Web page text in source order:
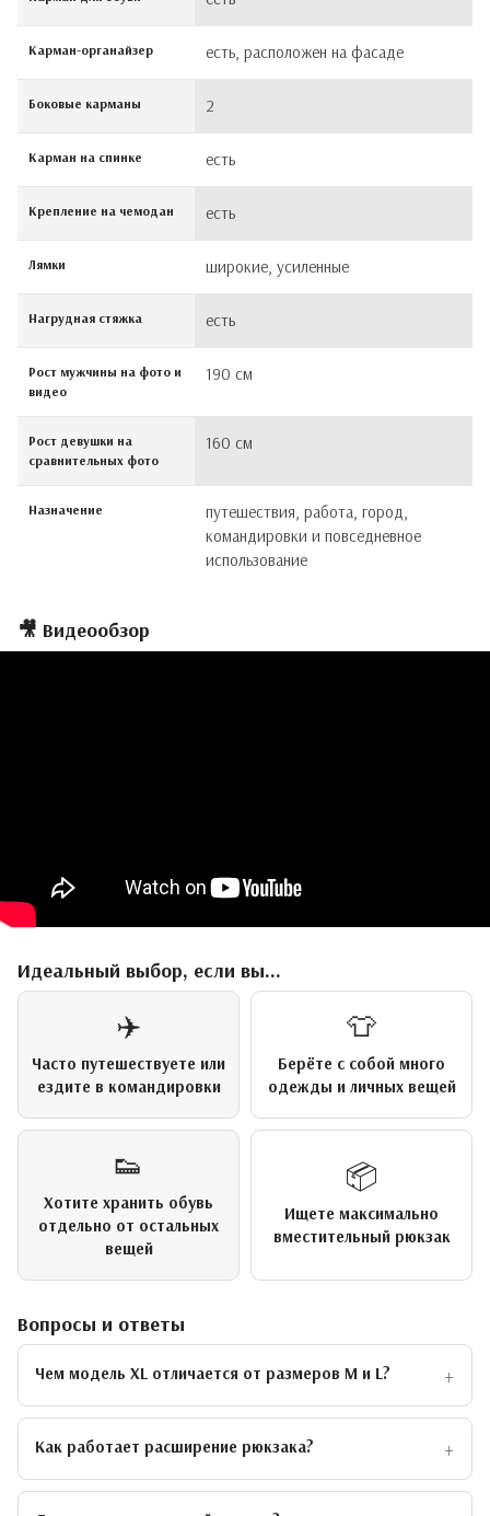
Карман-органайзер есть, расположен на фасаде
Боковые карманы 2
Карман на спинке есть
Крепление на чемодан есть
Лямки широкие, усиленные
Нагрудная стяжка есть
Рост мужчины на фото и
видео
190 см
Рост девушки на
сравнительных фото
160 см
Назначение
путешествия, работа, город,
командировки и повседневное
использование
🎥 Видеообзор
Идеальный выбор, если вы...
✈️
Часто путешествуете или
ездите в командировки
👕
Берёте с собой много
одежды и личных вещей
👟
Хотите хранить обувь
отдельно от остальных
вещей
📦
Ищете максимально
вместительный рюкзак
Вопросы и ответы
Чем модель XL отличается от размеров M и L?
Как работает расширение рюкзака?